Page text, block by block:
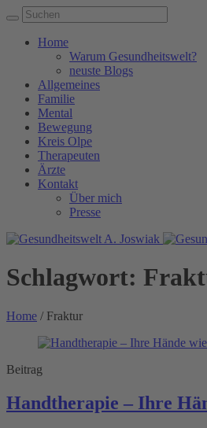
Home
Warum Gesundheitswelt?
neuste Blogs
Allgemeines
Familie
Mental
Bewegung
Kreis Olpe
Therapeuten
Ärzte
Kontakt
Über mich
Presse
Schlagwort:
Home / Fraktur
Beitrag
Handtherapie – Ihre